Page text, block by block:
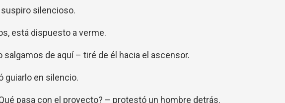
silencioso.
está dispuesto a verme.
salgamos de aquí – tiré de él hacia el ascensor.
guiarlo en silencio.
pasa con el proyecto? – protestó un hombre detrás.